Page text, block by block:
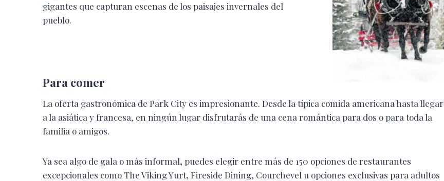
gigantes que capturan escenas de los paisajes invernales del
pueblo.
Para comer
La oferta gastronómica de Park City es impresionante. Desde la típica comida americana hasta llegar
a la asiática y francesa, en ningún lugar disfrutarás de una cena romántica para dos o para toda la
familia o amigos.
Ya sea algo de gala o más informal, puedes elegir entre más de 150 opciones de restaurantes
excepcionales como The Viking Yurt, Fireside Dining, Courchevel u opciones exclusivas para adultos